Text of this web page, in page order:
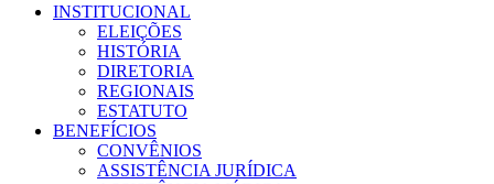
INSTITUCIONAL
ELEIÇÕES
HISTÓRIA
DIRETORIA
REGIONAIS
ESTATUTO
BENEFÍCIOS
CONVÊNIOS
ASSISTÊNCIA JURÍDICA